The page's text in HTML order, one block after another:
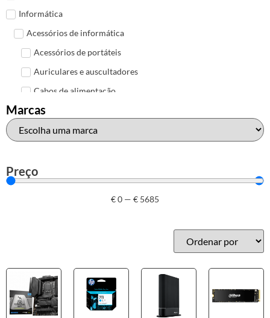
Informática
Acessórios de informática
Acessórios de portáteis
Auriculares e auscultadores
Cabos de alimentação
Colunas de Som
Hubs
Mais acessórios USB
HP
Outros acessórios de informática
Marcas
Preço
€0 — € 5685